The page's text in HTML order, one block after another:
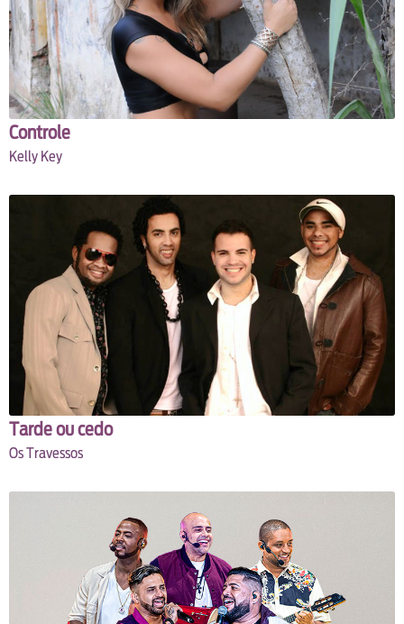
Controle
Kelly Key
Tarde ou cedo
Os Travessos